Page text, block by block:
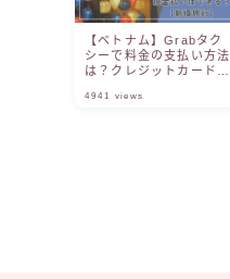
【ベトナム】Grabタク
シーで料金の支払い方法
は？クレジットカードは
できる？【新婚旅行】
4941 views